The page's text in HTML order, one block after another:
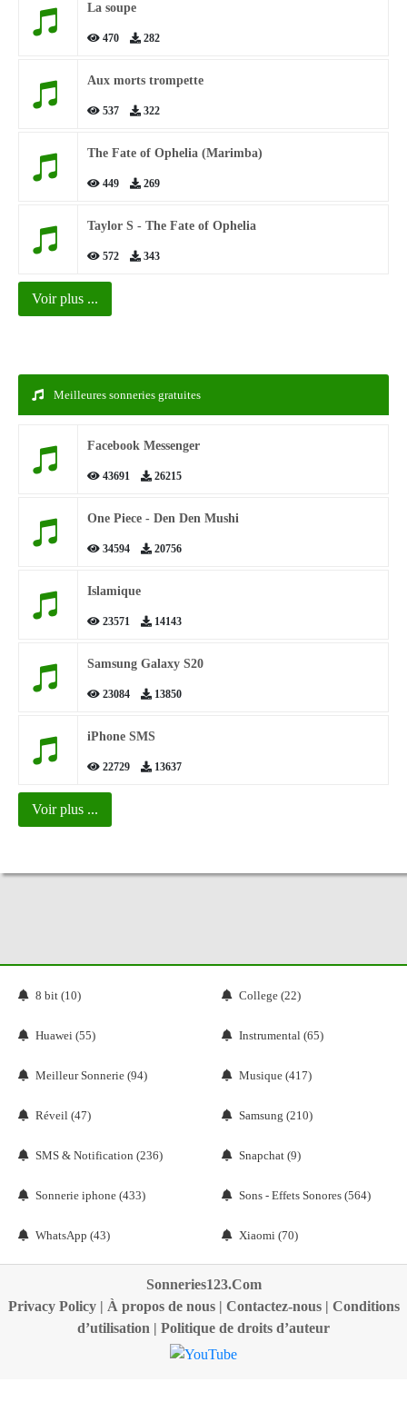
La soupe
470 282
Aux morts trompette
537 322
The Fate of Ophelia (Marimba)
449 269
Taylor S - The Fate of Ophelia
572 343
Voir plus ...
Meilleures sonneries gratuites
Facebook Messenger
43691 26215
One Piece - Den Den Mushi
34594 20756
Islamique
23571 14143
Samsung Galaxy S20
23084 13850
iPhone SMS
22729 13637
Voir plus ...
8 bit (10) College (22)
Huawei (55) Instrumental (65)
Meilleur Sonnerie (94) Musique (417)
Réveil (47) Samsung (210)
SMS & Notification (236) Snapchat (9)
Sonnerie iphone (433) Sons - Effets Sonores (564)
WhatsApp (43) Xiaomi (70)
Sonneries123.Com
Privacy Policy| À propos de nous| Contactez-nous| Conditions
d’utilisation | Politique de droits d’auteur